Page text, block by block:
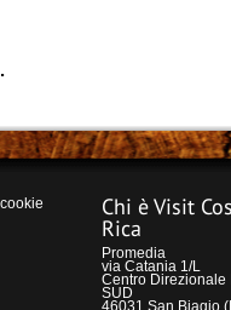
Chi è Visit
Rica
Promedia
via Catania 1/L
Centro Direzionale
SUD